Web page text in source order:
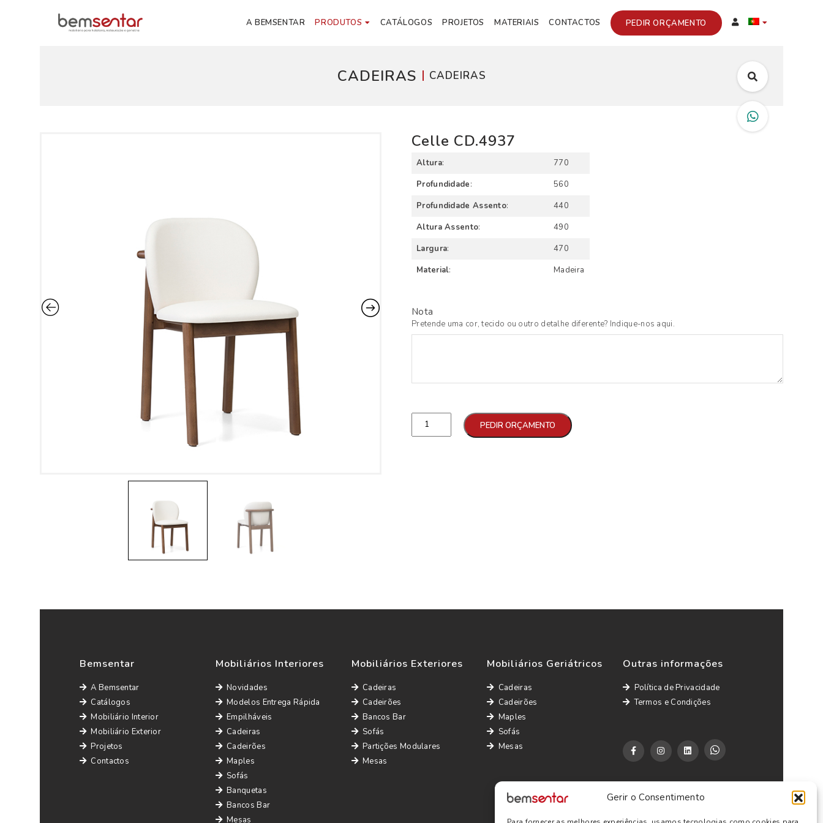
Gerir o Consentimento
A BEMSENTAR PRODUTOS CATÁLOGOS PROJETOS MATERIAIS CONTACTOS PEDIR ORÇAMENTO
CADEIRAS CADEIRAS
Celle CD.4937
Altura:
770
Profundidade:
560
Profundidade Assento:
440
Altura Assento:
490
Largura:
470
Material: Madeira
Nota
Pretende uma cor, tecido ou outro detalhe diferente? Indique-nos aqui.
PEDIR ORÇAMENTO
Bemsentar
A Bemsentar
Catálogos
Mobiliário Interior
Mobiliário Exterior
Projetos
Contactos
Mobiliários Interiores
Novidades
Modelos Entrega Rápida
Empilháveis
Cadeiras
Cadeirões
Maples
Sofás
Banquetas
Bancos Bar
Mesas
Mobiliários Exteriores
Cadeiras
Cadeirões
Bancos Bar
Sofás
Partições Modulares
Mesas
Mobiliários Geriátricos
Cadeiras
Cadeirões
Maples
Sofás
Mesas
Outras informações
Política de Privacidade
Termos e Condições